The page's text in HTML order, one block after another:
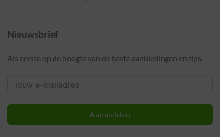
Nieuwsbrief
Als eerste op de hoogte van de beste aanbiedingen en tips.
Aanmelden